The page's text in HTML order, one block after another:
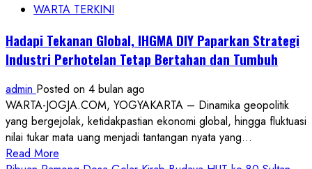
Media
Stigma
ODHIV
Transpuan
WARTA TERKINI
Hadapi Tekanan Global, IHGMA DIY Paparkan Strategi
Industri Perhotelan Tetap Bertahan dan Tumbuh
admin Posted on 4 bulan ago
WARTA-JOGJA.COM, YOGYAKARTA – Dinamika geopolitik
yang bergejolak, ketidakpastian ekonomi global, hingga fluktuasi
nilai tukar mata uang menjadi tantangan nyata yang...
Read More